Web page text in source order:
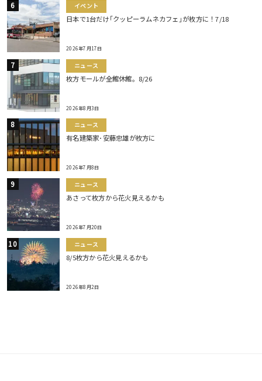
イベント
日本で1台だけ｢クッピーラムネカフェ｣が枚方に！7/18
2026年7月17日
ニュース
枚方モールが全館休館。8/26
2026年8月3日
ニュース
有名建築家･安藤忠雄が枚方に
2026年7月8日
ニュース
あさって枚方から花火見えるかも
2026年7月20日
ニュース
8/5枚方から花火見えるかも
2026年8月2日